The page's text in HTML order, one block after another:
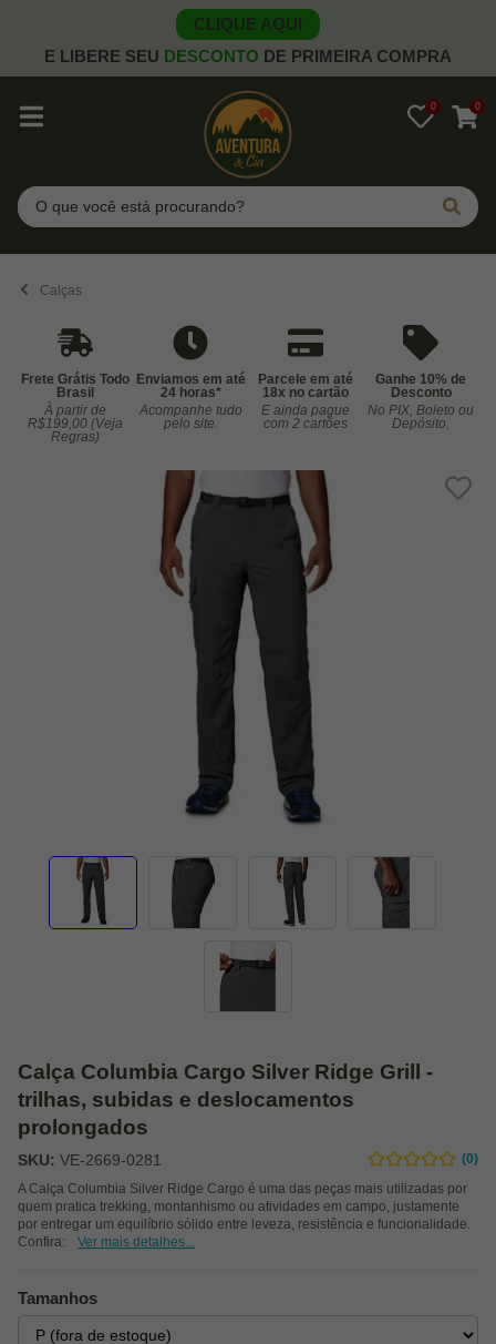
CLIQUE AQUI
E LIBERE SEU DESCONTO DE PRIMEIRA COMPRA
0 0
Pesquisar
Calças
Frete Grátis Todo
Brasil
À partir de
R$199,00 (Veja
Regras)
Enviamos em até
24 horas*
Acompanhe tudo
pelo site.
Parcele em até
18x no cartão
E ainda pague
com 2 cartões
Ganhe 10% de
Desconto
No PIX, Boleto ou
Depósito.
Calça Columbia Cargo Silver Ridge Grill -
trilhas, subidas e deslocamentos
prolongados
SKU: VE-2669-0281
(0)
A Calça Columbia Silver Ridge Cargo é uma das peças mais utilizadas por
quem pratica trekking, montanhismo ou atividades em campo, justamente
por entregar um equilíbrio sólido entre leveza, resistência e funcionalidade.
Confira:
Ver mais detalhes...
Tamanhos